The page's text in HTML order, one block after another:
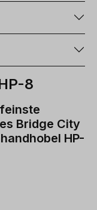
8
Bridge City
HP-